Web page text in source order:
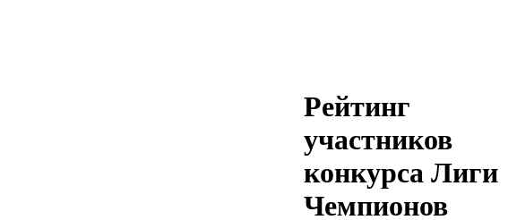
Рейтинг
участников
конкурса Лиги
Чемпионов